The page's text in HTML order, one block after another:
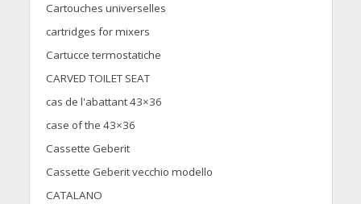
Cartouches universelles
cartridges for mixers
Cartucce termostatiche
CARVED TOILET SEAT
cas de l'abattant 43×36
case of the 43×36
Cassette Geberit
Cassette Geberit vecchio modello
CATALANO